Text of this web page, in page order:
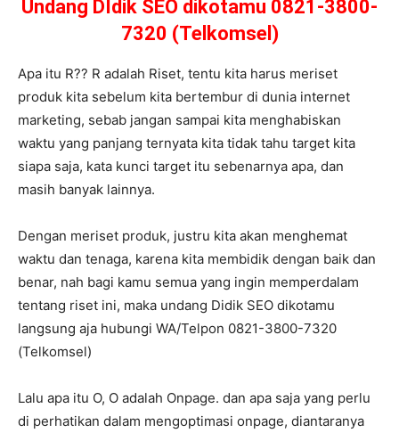
Undang DIdik SEO dikotamu 0821-3800-
7320 (Telkomsel)
Apa itu R?? R adalah Riset, tentu kita harus meriset
produk kita sebelum kita bertembur di dunia internet
marketing, sebab jangan sampai kita menghabiskan
waktu yang panjang ternyata kita tidak tahu target kita
siapa saja, kata kunci target itu sebenarnya apa, dan
masih banyak lainnya.
Dengan meriset produk, justru kita akan menghemat
waktu dan tenaga, karena kita membidik dengan baik dan
benar, nah bagi kamu semua yang ingin memperdalam
tentang riset ini, maka undang Didik SEO dikotamu
langsung aja hubungi WA/Telpon 0821-3800-7320
(Telkomsel)
Lalu apa itu O, O adalah Onpage. dan apa saja yang perlu
di perhatikan dalam mengoptimasi onpage, diantaranya